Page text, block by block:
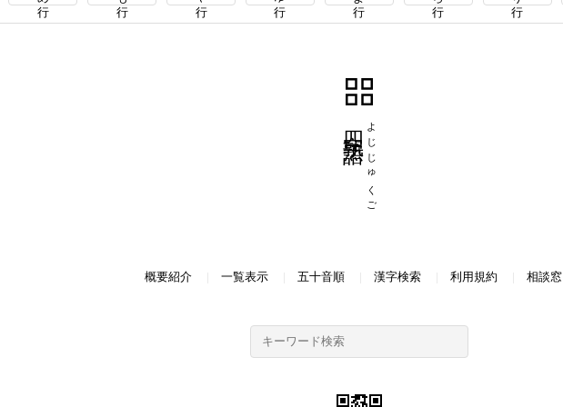
よじじゅくご
概要紹介 一覧表示 五十音順 漢字検索 利用規約 相談